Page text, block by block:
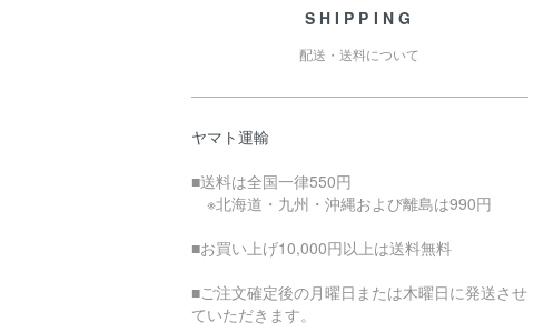
SHIPPING
配送・送料について
ヤマト運輸
■送料は全国一律550円
※北海道・九州・沖縄および離島は990円
■お買い上げ10,000円以上は送料無料
■ご注文確定後の月曜日または木曜日に発送させ
ていただきます。